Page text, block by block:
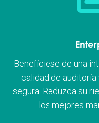
Benefíciese de una
calidad de auditoría
segura. Reduzca su
los mejores